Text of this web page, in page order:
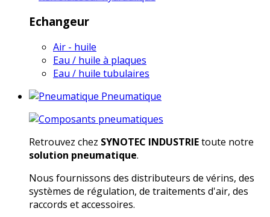
Echangeur
Air - huile
Eau / huile à plaques
Eau / huile tubulaires
Pneumatique
Retrouvez chez SYNOTEC INDUSTRIEtoute notre
solution pneumatique.
Nous fournissons des distributeurs de vérins, des
systèmes de régulation, de traitements d'air, des
raccords et accessoires.